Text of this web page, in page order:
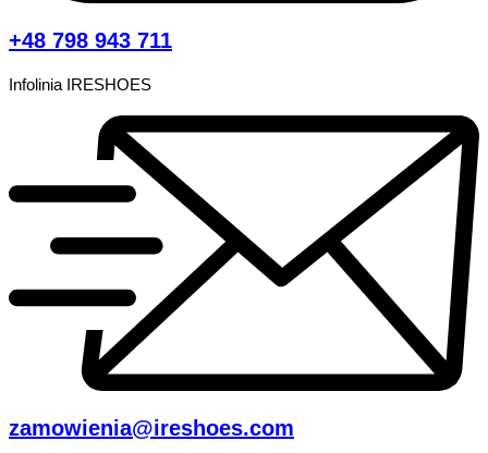
+48 798 943 711
Infolinia IRESHOES
zamowienia@ireshoes.com